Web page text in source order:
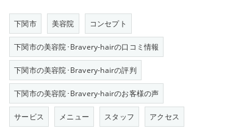
下関市 美容院 コンセプト
下関市の美容院･Bravery-hairの口コミ情報
下関市の美容院･Bravery-hairの評判
下関市の美容院･Bravery-hairのお客様の声
サービス メニュー スタッフ アクセス